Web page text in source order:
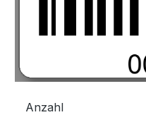
Anzahl